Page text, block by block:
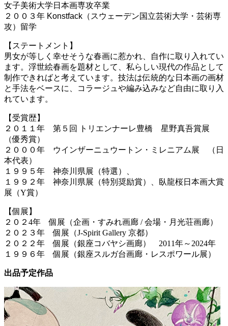
女子美術大学日本画専攻卒業
２００３年 Konstfack （スウェーデン国立芸術大学・芸術専
攻）留学
【ステートメント】
男女が等しく幸せそうな春画に惹かれ、自作に取り入れてい
ます。浮世絵春画を題材として、私らしい現代の作品として
制作できればと考えています。 技法は伝統的な日本画の画材
と手法をベースに、コラージュや編み込みなど自由に取り入
れています。
【受賞歴】
２０１１年 第５回 トリエンナーレ豊橋 星野真吾賞展
（優秀賞）
２０００年 ウインザーニュウートン・ミレニアム展 （日
本代表）
１９９５年 神奈川県展（特選）、
１９９２年 神奈川県展（特別奨励賞）、臥龍桜日本画大賞
展（Y賞）
【個展】
２０２4年 個展（企画・すみれ画廊 / 会場・月光荘画廊）
２０２３年 個展（J-Spirit Gallery 京都）
２０２２年 個展（銀座コバヤシ画廊） 2011年～2024年
１９９６年 個展（銀座スルガ台画廊・レスポワール展）
出品予定作品